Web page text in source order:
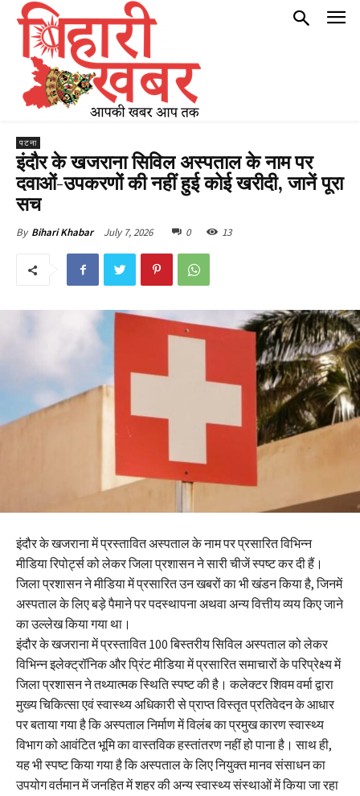
पटना
इंदौर के खजराना सिविल अस्पताल के नाम पर
दवाओं-उपकरणों की नहीं हुई कोई खरीदी, जानें पूरा
सच
By Bihari Khabar July 7, 2026 0 13
इंदौर के खजराना में प्रस्तावित अस्पताल के नाम पर प्रसारित विभिन्न
मीडिया रिपोर्ट्स को लेकर जिला प्रशासन ने सारी चीजें स्पष्ट कर दी हैं।
जिला प्रशासन ने मीडिया में प्रसारित उन खबरों का भी खंडन किया है, जिनमें
अस्पताल के लिए बड़े पैमाने पर पदस्थापना अथवा अन्य वित्तीय व्यय किए जाने
का उल्लेख किया गया था।
इंदौर के खजराना में प्रस्तावित 100 बिस्तरीय सिविल अस्पताल को लेकर
विभिन्न इलेक्ट्रॉनिक और प्रिंट मीडिया में प्रसारित समाचारों के परिप्रेक्ष्य में
जिला प्रशासन ने तथ्यात्मक स्थिति स्पष्ट की है। कलेक्टर शिवम वर्मा द्वारा
मुख्य चिकित्सा एवं स्वास्थ्य अधिकारी से प्राप्त विस्तृत प्रतिवेदन के आधार
पर बताया गया है कि अस्पताल निर्माण में विलंब का प्रमुख कारण स्वास्थ्य
विभाग को आवंटित भूमि का वास्तविक हस्तांतरण नहीं हो पाना है। साथ ही,
यह भी स्पष्ट किया गया है कि अस्पताल के लिए नियुक्त मानव संसाधन का
उपयोग वर्तमान में जनहित में शहर की अन्य स्वास्थ्य संस्थाओं में किया जा रहा